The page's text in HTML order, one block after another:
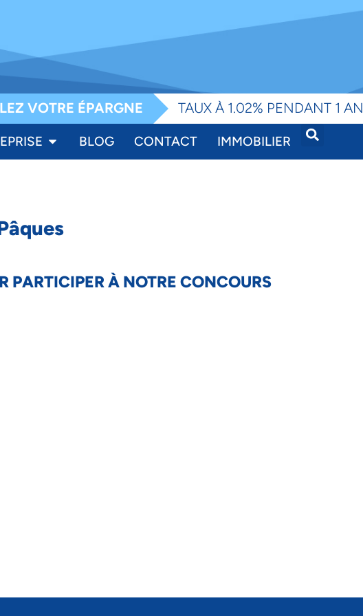
VOTRE ÉPARGNE TAUX À 1.02% PENDANT 1 AN
BLOG CONTACT IMMOBILIER
PARTICIPER À NOTRE CONCOURS